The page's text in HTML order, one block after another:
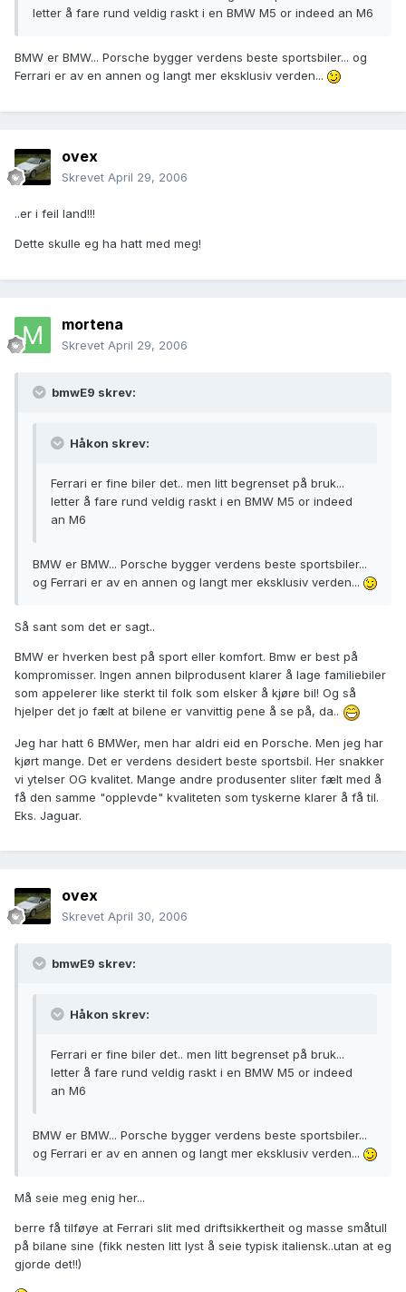
letter å fare rund veldig raskt i en BMW M5 or indeed an M6
BMW er BMW... Porsche bygger verdens beste sportsbiler... og
Ferrari er av en annen og langt mer eksklusiv verden...
ovex
Skrevet April 29, 2006
..er i feil land!!!
Dette skulle eg ha hatt med meg!
mortena
Skrevet April 29, 2006
bmwE9 skrev:
Håkon skrev:
Ferrari er fine biler det.. men litt begrenset på bruk...
letter å fare rund veldig raskt i en BMW M5 or indeed
an M6
BMW er BMW... Porsche bygger verdens beste sportsbiler...
og Ferrari er av en annen og langt mer eksklusiv verden...
Så sant som det er sagt..
BMW er hverken best på sport eller komfort. Bmw er best på
kompromisser. Ingen annen bilprodusent klarer å lage familiebiler
som appelerer like sterkt til folk som elsker å kjøre bil! Og så
hjelper det jo fælt at bilene er vanvittig pene å se på, da..
Jeg har hatt 6 BMWer, men har aldri eid en Porsche. Men jeg har
kjørt mange. Det er verdens desidert beste sportsbil. Her snakker
vi ytelser OG kvalitet. Mange andre produsenter sliter fælt med å
få den samme "opplevde" kvaliteten som tyskerne klarer å få til.
Eks. Jaguar.
ovex
Skrevet April 30, 2006
bmwE9 skrev:
Håkon skrev:
Ferrari er fine biler det.. men litt begrenset på bruk...
letter å fare rund veldig raskt i en BMW M5 or indeed
an M6
BMW er BMW... Porsche bygger verdens beste sportsbiler...
og Ferrari er av en annen og langt mer eksklusiv verden...
Må seie meg enig her...
berre få tilføye at Ferrari slit med driftsikkertheit og masse småtull
på bilane sine (fikk nesten litt lyst å seie typisk italiensk..utan at eg
gjorde det!!)